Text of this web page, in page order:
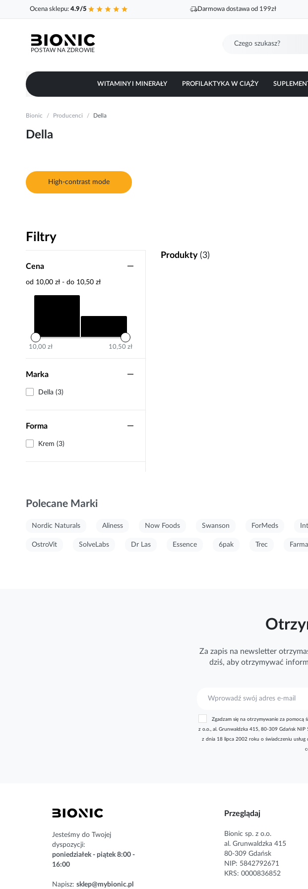
Ocena sklepu: 4.9/5 Darmowa dostawa od 199zł
POSTAW NA ZDROWIE
WITAMINY I MINERAŁY PROFILAKTYKA W CIĄŻY
Bionic Producenci Della
Della
High-contrast mode
Filtry
Cena
od 10,00 zł - do 10,50 zł
10,00 zł 10,50 zł
Marka
Della (3)
Forma
Krem (3)
Produkty (3)
Polecane Marki
Nordic Naturals Aliness Now Foods Swanson ForMeds
OstroVit SolveLabs Dr Las Essence 6pak Trec
Za zapis na newsletter
dziś, aby otrzymywać
s
k
Zgadzam się na otrzymywanie za pomocą
z o.o., al. Grunwaldzka 415, 80-309 Gdańsk
z dnia 18 lipca 2002 roku o świadczeniu
Jesteśmy do Twojej
dyspozycji:
poniedziałek - piątek 8:00 -
16:00
Napisz: sklep@mybionic.pl
Przeglądaj
Bionic sp. z o.o.
al. Grunwaldzka 415
80-309 Gdańsk
NIP: 5842792671
KRS: 0000836852